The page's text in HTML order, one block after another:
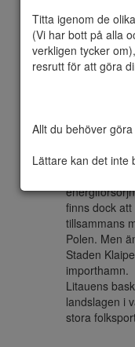
Titta igenom de
(Vi har bott på alla
verkligen tycker
resrutt för att göra
Allt du behöver
Lättare kan det inte
Landets
är sedan
unionen och
tillverkare av
Ignalina
finns dock
tillsammans
Polen. Men
Staden
importhamn.
Litauens
landslagen i
stora